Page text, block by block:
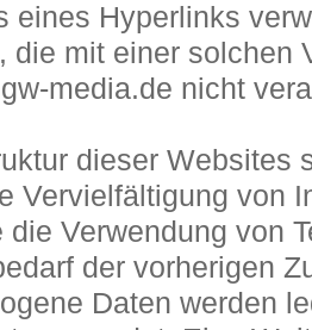
eines Hyperlinks
die mit einer solchen
media.de nicht
dieser Websites
Vervielfältigung von
die Verwendung von
der vorherigen
Daten werden